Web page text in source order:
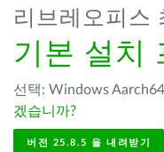
리브레오피스
기본 설치
선택: Windows
겠습니까?
버전 25.8.5 을 내려받기